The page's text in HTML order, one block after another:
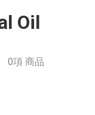
Oil
0項 商品